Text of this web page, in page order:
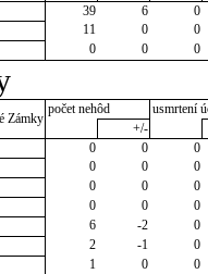
39 6
0
11 0
0
0 0 0
Zámky
počet nehôd
usmrtení
+/-
0 0
0
0 0
0
0 0
0
0 0
0
6 -2
0
2 -1
0
1 0
0